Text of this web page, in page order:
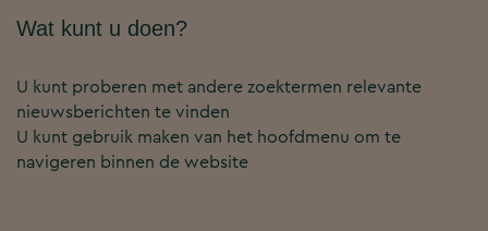
Wat kunt u doen?
U kunt proberen met andere zoektermen relevante
nieuwsberichten te vinden
U kunt gebruik maken van het hoofdmenu om te
navigeren binnen de website